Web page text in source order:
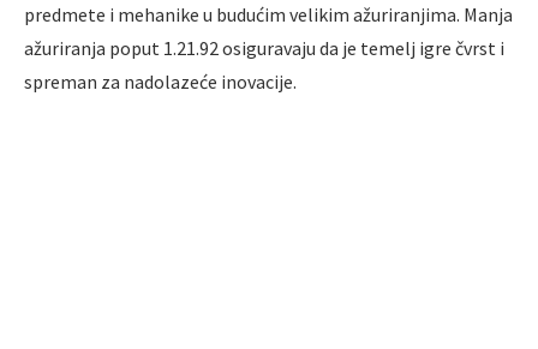
predmete i mehanike u budućim velikim ažuriranjima. Manja
ažuriranja poput 1.21.92 osiguravaju da je temelj igre čvrst i
spreman za nadolazeće inovacije.